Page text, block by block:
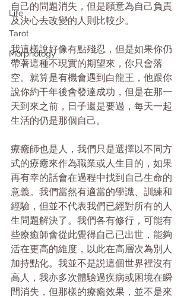
Life
Tarot
Morphology
自己的問題消失，但是願意為自己負責
及決心去改變的人則比較少。
我這樣說好像有點殘忍，但是如果你仍
帶著這種不現實的期望來，你只會落
空。就算是有機會遇到白龍王，他跟你
說你約干年後會發達成功，但是在那一
天到來之前，日子還是要過，每天一起
生活的仍是那個自己。
療癒師也是人，我們只是選擇以不同方
式的療癒來作為職業或人生目的，如果
再有幸的話會在過程中找到自己生命的
意義。我們當然有適當的學識、訓練和
經驗，但並不代表我們已經對所有的人
生問題解決了。我們各有修行，可能有
些療癒師會從此覺得自己已出世，能夠
活在更高的維度，以此在高層次為別人
加持點化。我並不是説這個世界裡沒有
高人，我亦多次體驗過疾病或困境在瞬
間消失，但那樣的療癒效果，並不是來